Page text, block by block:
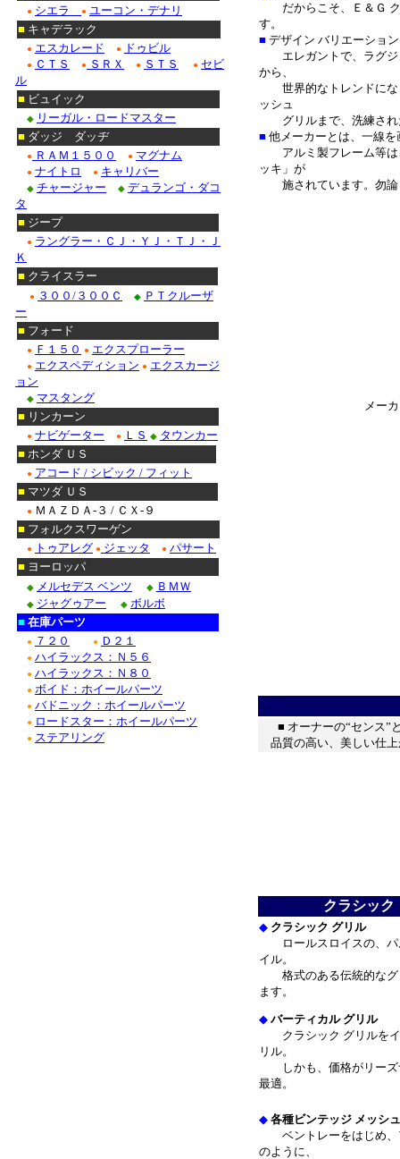
だからこそ、Ｅ＆Ｇ ク
す。
■ デザイン バリエーショ
エレガントで、ラグジ
から、
世界的なトレンドにな
ッシュ
グリルまで、洗練され
■ 他メーカーとは、一線
アルミ製フレーム等
ッキ」が
施されています。 勿論
メー
■ オーナーの“センス”
品質の高い、美しい仕
クラシック
◆ クラシック グリル
ロールスロイスの、パ
イル。
格式のある伝統的なグ
ます。
◆ バーティカル グリル
クラシック グリルをイ
リル。
しかも、価格がリーズ
最適。
◆ 各種ビンテッジ メッシ
ベントレーをはじめ、
のように、
■インフィニティ
ＥＸ_カ
■ホンダ：
● シエラ ● ユーコン・デナリ
■ キャデラック
● エスカレード ● ドゥビル
● ＣＴＳ ● ＳＲＸ ● ＳＴＳ ● セビ
ル
■ ビュイック
◆ リーガル・ロードマスター
■ ダッジ ダッヂ
● ＲＡＭ１５００ ● マグナム
● ナイトロ ● キャリバー
◆ チャージャー ◆ デュランゴ・ダコ
タ
■ ジープ
● ラングラー・ＣＪ・ＹＪ・ＴＪ・Ｊ
Ｋ
■ クライスラー
● ３００/３００Ｃ ◆ ＰＴクルーザ
ー
■ フォード
● Ｆ１５０ ● エクスプローラー
● エクスペディション ● エクスカージ
ョン
◆ マスタング
■ リンカーン
● ナビゲーター ● ＬＳ ◆ タウンカー
■ ホンダ ＵＳ
● アコード / シビック / フィット
■ マツダ ＵＳ
● ＭＡＺＤＡ-３ / ＣＸ-９
■ フォルクスワーゲン
● トゥアレグ ● ジェッタ ● パサート
■ ヨーロッパ
◆ メルセデス ベンツ ◆ ＢＭＷ
◆ ジャグゥアー ◆ ボルボ
■ 在庫パーツ
● ７２０ ● Ｄ２１
● ハイラックス：Ｎ５６
● ハイラックス：Ｎ８０
● ボイド：ホイールパーツ
● バドニック：ホイールパーツ
● ロードスター：ホイールパーツ
● ステアリング